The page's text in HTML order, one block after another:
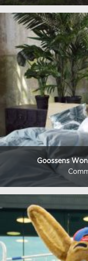
Goossens